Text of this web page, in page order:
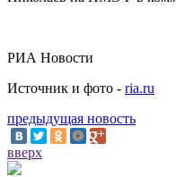
РИА Новости
Источник и фото - ria.ru
предыдущая новость
вверх